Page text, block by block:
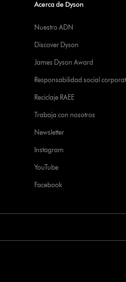
Acerca de Dyson
Nuestro ADN
Discover Dyson
James Dyson Award
Responsabilidad social
Reciclaje RAEE
Trabaja con nosotros
Newsletter
Instagram
YouTube
Facebook